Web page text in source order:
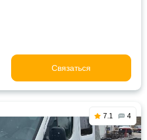
Связаться
7.1 4